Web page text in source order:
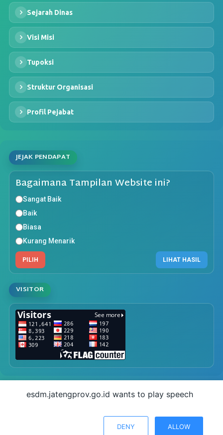
Sejarah Dinas
Visi Misi
Tupoksi
Struktur Organisasi
Profil Pejabat
JEJAK PENDAPAT
Bagaimana Tampilan Website ini?
Sangat Baik
Baik
Biasa
Kurang Menarik
PILIH LIHAT HASIL
VISITOR
PROVINSI JAWA TENGAH. ALL RIGHT RESERVED
| ESDM JATENG
esdm.jatengprov.go.id wants to play speech
DENY ALLOW